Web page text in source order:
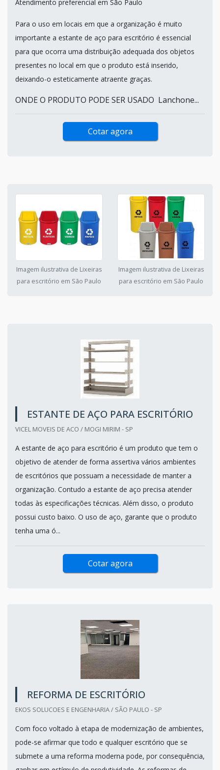
Atendimento preferencial em São Paulo
Para o uso em locais em que a organização é muito
importante a estante de aço para escritório é essencial
para que ocorra uma distribuição adequada dos objetos
presentes no local em que o produto está inserido,
deixando-o esteticamente atraente graças.
ONDE O PRODUTO PODE SER USADO Lanchone...
Cotar agora
Imagem ilustrativa de Lixeiras
para escritório em São Paulo
Imagem ilustrativa de Lixeiras
para escritório em São Paulo
ESTANTE DE AÇO PARA ESCRITÓRIO
VICEL MOVEIS DE ACO / MOGI MIRIM - SP
A estante de aço para escritório é um produto que tem o
objetivo de atender de forma assertiva vários ambientes
de escritórios que possuam a necessidade de manter a
organização. Contudo a estante de aço precisa atender
todas às especificações técnicas. Além disso, o produto
possui custo baixo. O uso de aço, garante que o produto
tenha uma ó...
Cotar agora
REFORMA DE ESCRITÓRIO
EKOS SOLUCOES E ENGENHARIA / SÃO PAULO - SP
Com foco voltado à etapa de modernização de ambientes,
pode-se afirmar que todo e qualquer escritório que se
submete a uma reforma moderna pode, por consequência,